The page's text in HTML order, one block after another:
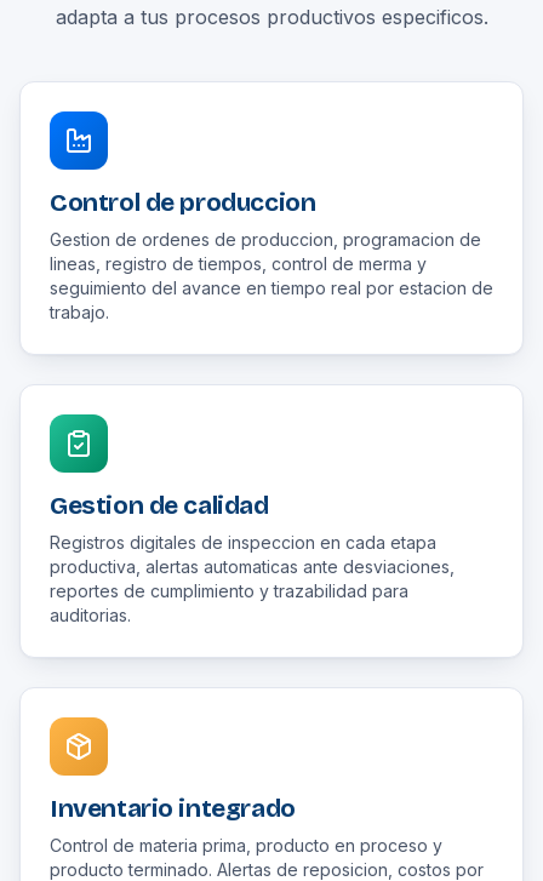
adapta a tus procesos productivos especificos.
Control de produccion
Gestion de ordenes de produccion, programacion de
lineas, registro de tiempos, control de merma y
seguimiento del avance en tiempo real por estacion de
trabajo.
Gestion de calidad
Registros digitales de inspeccion en cada etapa
productiva, alertas automaticas ante desviaciones,
reportes de cumplimiento y trazabilidad para
auditorias.
Inventario integrado
Control de materia prima, producto en proceso y
producto terminado. Alertas de reposicion, costos por